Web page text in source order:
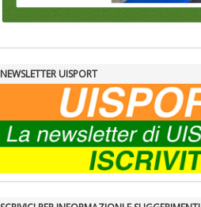
NEWSLETTER UISPORT